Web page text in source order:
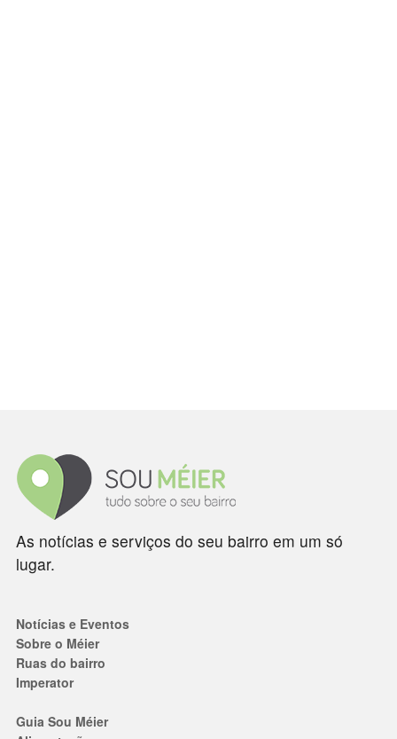
As notícias e serviços do seu bairro em um só
lugar.
Notícias e Eventos
Sobre o Méier
Ruas do bairro
Imperator
Guia Sou Méier